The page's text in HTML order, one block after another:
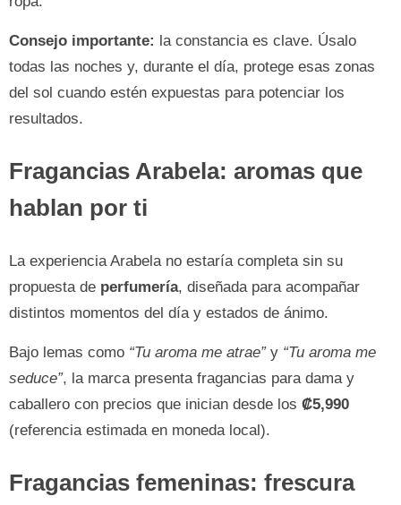
Consejo importante: la constancia es clave. Úsalo
todas las noches y, durante el día, protege esas zonas
del sol cuando estén expuestas para potenciar los
resultados.
Fragancias Arabela: aromas que
hablan por ti
La experiencia Arabela no estaría completa sin su
propuesta de perfumería, diseñada para acompañar
distintos momentos del día y estados de ánimo.
Bajo lemas como “Tu aroma me atrae”y “Tu aroma me
seduce”, la marca presenta fragancias para dama y
caballero con precios que inician desde los ₡5,990
(referencia estimada en moneda local).
Fragancias femeninas: frescura